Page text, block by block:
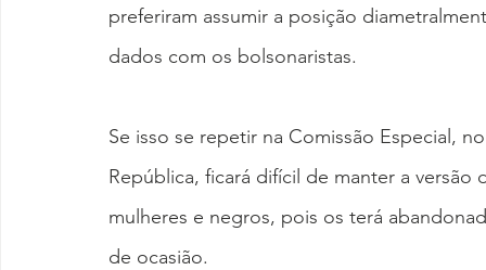
preferiram assumir a posição
dados com os bolsonaristas.
Se isso se repetir na Comissão Especial,
República, ficará difícil de manter a
mulheres e negros, pois os terá
de ocasião.